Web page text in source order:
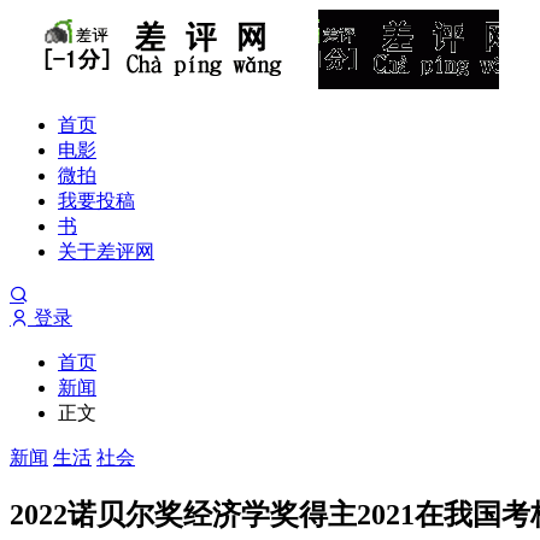
首页
电影
微拍
我要投稿
书
关于差评网
登录
首页
新闻
正文
新闻 生活 社会
2022诺贝尔奖经济学奖得主2021在我国